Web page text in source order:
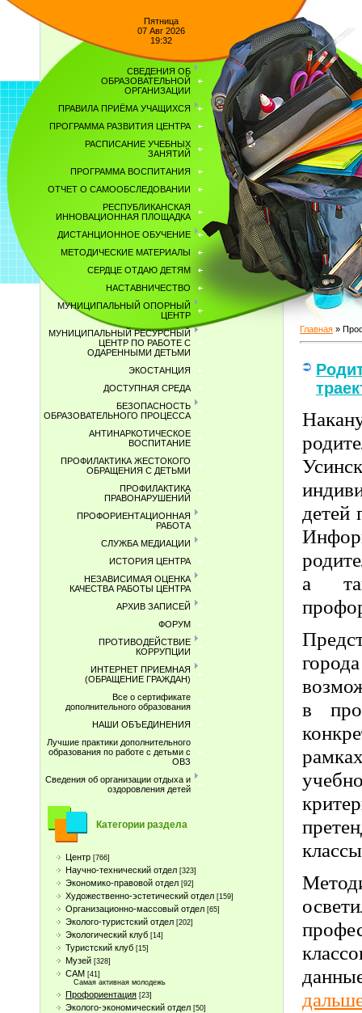
Пятница
07 Авг 2026
19:32
СВЕДЕНИЯ ОБ
ОБРАЗОВАТЕЛЬНОЙ
ОРГАНИЗАЦИИ
ПРАВИЛА ПРИЁМА УЧАЩИХСЯ
ПРОГРАММА РАЗВИТИЯ ЦЕНТРА
РАСПИСАНИЕ УЧЕБНЫХ
ЗАНЯТИЙ
ПРОГРАММА ВОСПИТАНИЯ
ОТЧЕТ О САМООБСЛЕДОВАНИИ
РЕСПУБЛИКАНСКАЯ
ИННОВАЦИОННАЯ ПЛОЩАДКА
ДИСТАНЦИОННОЕ ОБУЧЕНИЕ
МЕТОДИЧЕСКИЕ МАТЕРИАЛЫ
СЕРДЦЕ ОТДАЮ ДЕТЯМ
НАСТАВНИЧЕСТВО
МУНИЦИПАЛЬНЫЙ ОПОРНЫЙ
ЦЕНТР
МУНИЦИПАЛЬНЫЙ РЕСУРСНЫЙ
ЦЕНТР ПО РАБОТЕ С
ОДАРЕННЫМИ ДЕТЬМИ
ЭКОСТАНЦИЯ
ДОСТУПНАЯ СРЕДА
БЕЗОПАСНОСТЬ
ОБРАЗОВАТЕЛЬНОГО ПРОЦЕССА
АНТИНАРКОТИЧЕСКОЕ
ВОСПИТАНИЕ
ПРОФИЛАКТИКА ЖЕСТОКОГО
ОБРАЩЕНИЯ С ДЕТЬМИ
ПРОФИЛАКТИКА
ПРАВОНАРУШЕНИЙ
ПРОФОРИЕНТАЦИОННАЯ
РАБОТА
СЛУЖБА МЕДИАЦИИ
ИСТОРИЯ ЦЕНТРА
НЕЗАВИСИМАЯ ОЦЕНКА
КАЧЕСТВА РАБОТЫ ЦЕНТРА
АРХИВ ЗАПИСЕЙ
ФОРУМ
ПРОТИВОДЕЙСТВИЕ
КОРРУПЦИИ
ИНТЕРНЕТ ПРИЕМНАЯ
(ОБРАЩЕНИЕ ГРАЖДАН)
Все о сертификате
дополнительного образования
НАШИ ОБЪЕДИНЕНИЯ
Лучшие практики дополнительного
образования по работе с детьми с
ОВЗ
Сведения об организации отдыха и
оздоровления детей
Категории раздела
Центр [766]
Научно-технический отдел [323]
Экономико-правовой отдел [92]
Художественно-эстетический отдел [159]
Организационно-массовый отдел [65]
Эколого-туристский отдел [202]
Экологический клуб [14]
Туристcкий клуб [15]
Музей [328]
САМ [41]
Самая активная молодежь
Профориентация [23]
Эколого-экономический отдел [50]
Главная »
детей
а
в